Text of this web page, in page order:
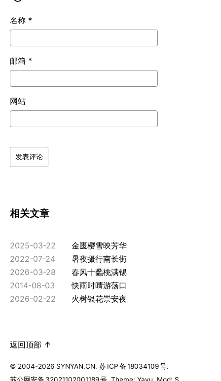
名称 *
邮箱 *
网站
相关文章
2025-03-22
金匮樱雪映芳华
2022-07-24
暑夜摄行南长街
2026-03-28
春风十蠡桃满锡
2014-08-03
快雨时晴游荡口
2026-02-22
火树银花崇安夜
返回顶部 ↑
© 2004-2026 SYNYAN.CN. 苏ICP备18034109号.